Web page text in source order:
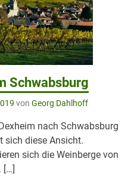
Schwabsburg
von Georg Dahlhoff
nach Schwabsburg
sich diese Ansicht.
sich die Weinberge von
[…]